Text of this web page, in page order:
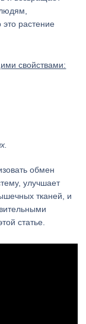
растение
свойствами:
обмен
улучшает
тканей, и
статье.